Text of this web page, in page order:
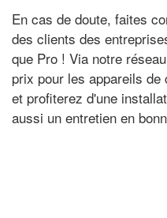
En cas de doute, faites
des clients des
que Pro ! Via notre
prix pour les appareils
et profiterez d'une
aussi un entretien en